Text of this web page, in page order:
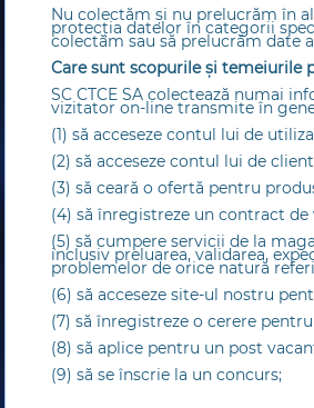
Nu colectăm și nu prelucrăm în
protecția datelor în categorii
colectăm sau să prelucrăm date
Care sunt scopurile și temeiurile
SC CTCE SA colectează numai
vizitator on-line transmite în
(1) să acceseze contul lui de
(2) să acceseze contul lui de client
(3) să ceară o ofertă pentru
(4) să înregistreze un contract
(5) să cumpere servicii de la
inclusiv preluarea, validarea,
problemelor de orice natură
(6) să acceseze site-ul nostru
(7) să înregistreze o cerere
(8) să aplice pentru un post
(9) să se înscrie la un concurs;